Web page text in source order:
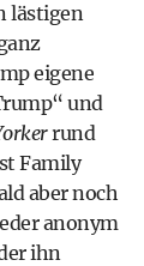
lästigen
eigene
und
rund
Family
aber noch
anonym
ihn